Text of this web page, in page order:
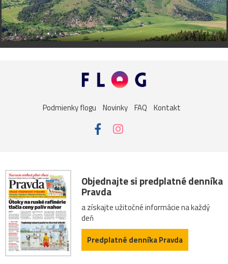
Podmienky flogu Novinky FAQ Kontakt
Objednajte si predplatné denníka
Pravda
a získajte užitočné informácie na každý
deň
Predplatné denníka Pravda